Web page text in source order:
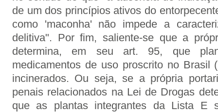
de um dos princípios ativos do
como 'maconha' não impede a
delitiva". Por fim, saliente-se que a
determina, em seu art. 95, que
medicamentos de uso proscrito no Brasil
incinerados. Ou seja, se a própria
penais relacionados na Lei de Drogas
que as plantas integrantes da Lista E